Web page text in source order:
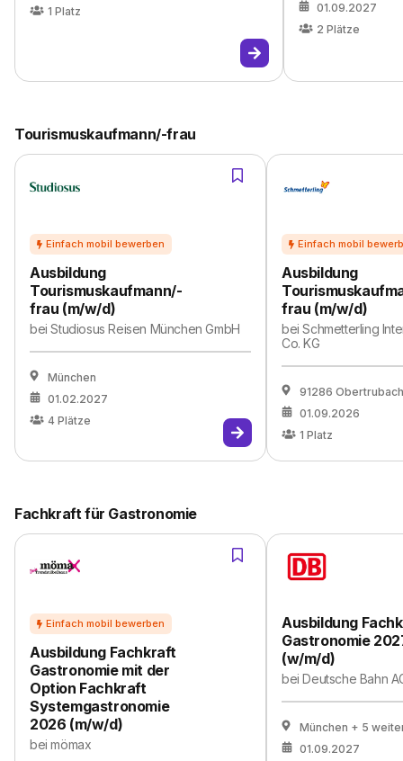
1 Platz
01.09.2027
2 Plätze
Tourismuskaufmann/-frau
Ausbildung
Tourismuskaufmann/-
frau (m/w/d)
beiStudiosus Reisen München GmbH
München
01.02.2027
4 Plätze
Ausbildung
frau (m/w/d)
beiSchmetterling
Co. KG
91286 Obertrubach
01.09.2026
1 Platz
Fachkraft für Gastronomie
Ausbildung Fachkraft
Gastronomie mit der
Option Fachkraft
Systemgastronomie
2026 (m/w/d)
beimömax
Ausbildung
Gastronomie
(w/m/d)
beiDeutsche Bahn
München + 5
01.09.2027